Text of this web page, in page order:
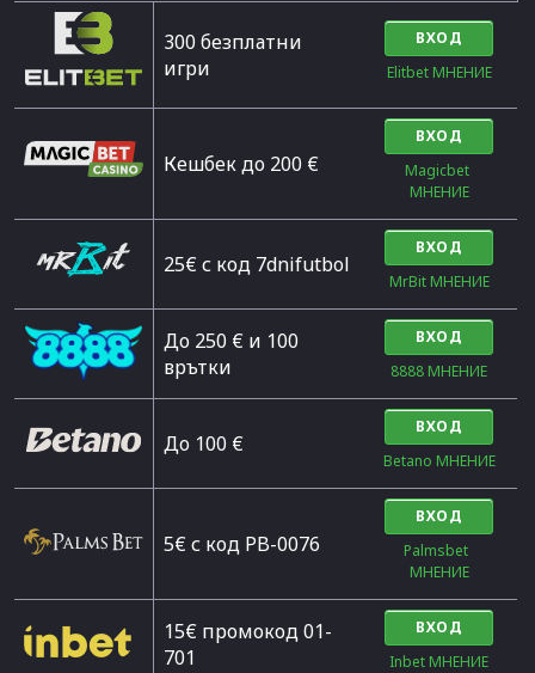
300 безплатни
игри
ВХОД
Elitbet МНЕНИЕ
Кешбек до 200 €
ВХОД
Magicbet
МНЕНИЕ
25€ с код 7dnifutbol
ВХОД
MrBit МНЕНИЕ
До 250 € и 100
врътки
ВХОД
8888 МНЕНИЕ
Дo 100 €
ВХОД
Betano МНЕНИЕ
5€ с код PB-0076
ВХОД
Palmsbet
МНЕНИЕ
15€ промокод 01-
701
ВХОД
Inbet МНЕНИЕ